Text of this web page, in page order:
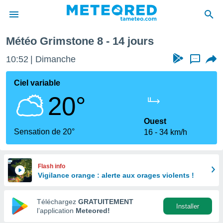
de
Météo Grimstone 8 - 14 jours
10:52 Dimanche ...
Ciel variable
20°
Sensation de 20°
Ouest
16
34 km/h
Flash info
Vigilance orange : alerte aux orages violents !
Téléchargez GRATUITEMENT
l’application Meteored!
Installer